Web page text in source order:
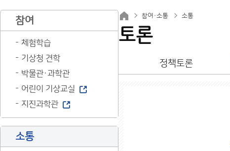
참여
체험학습
기상청 견학
박물관·과학관
어린이 기상교실
지진과학관
소통
참여·소통 소통
토론
정책토론